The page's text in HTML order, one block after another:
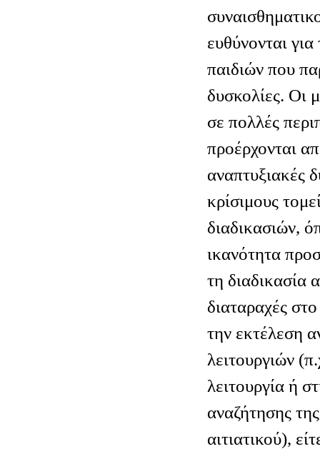
ευθύνονται
παιδιών που
δυσκολίες. Οι
σε πολλές
προέρχονται
αναπτυξιακές
κρίσιμους
διαδικασιών,
ικανότητα
τη διαδικασία
διαταραχές
την εκτέλεση
λειτουργιών
λειτουργία ή
αναζήτησης
αιτιατικού),